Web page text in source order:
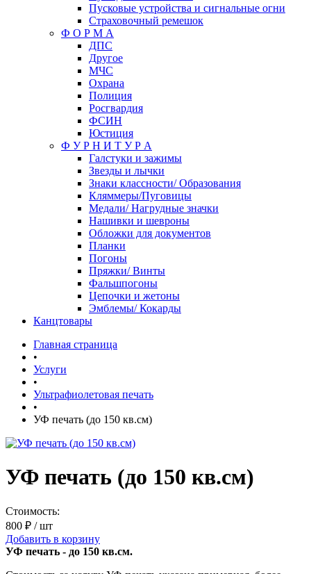
Пусковые устройства и сигнальные огни
Страховочный ремешок
Ф О Р М А
ДПС
Другое
МЧС
Охрана
Полиция
Росгвардия
ФСИН
Юстиция
Ф У Р Н И Т У Р А
Галстуки и зажимы
Звезды и лычки
Знаки классности/ Образования
Кляммеры/Пуговицы
Медали/ Нагрудные значки
Нашивки и шевроны
Обложки для документов
Планки
Погоны
Пряжки/ Винты
Фальшпогоны
Цепочки и жетоны
Эмблемы/ Кокарды
Канцтовары
Главная страница
•
Услуги
•
Ультрафиолетовая печать
•
УФ печать (до 150 кв.см)
УФ печать (до 150 кв.см)
Стоимость:
800 ₽ / шт
Добавить в корзину
УФ печать - до 150 кв.см.